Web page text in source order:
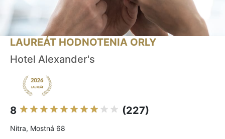
LAUREÁT HODNOTENIA ORLY
Hotel Alexander's
8 (227)
Nitra, Mostná 68